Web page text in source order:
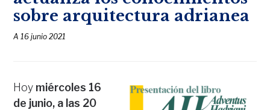
sobre arquitectura adrianea
A16 junio 2021
Hoy miércoles 16
de junio, a las 20